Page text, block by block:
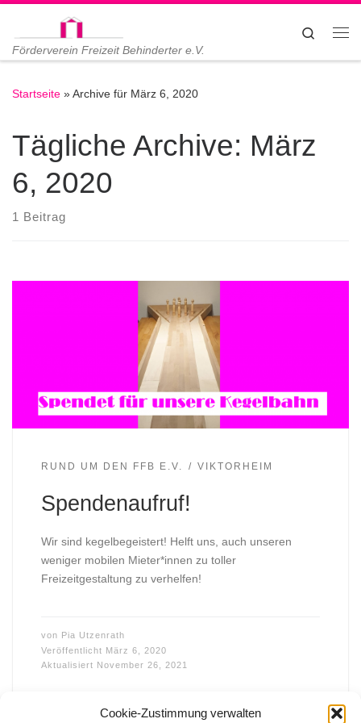
Cookie-Zustimmung verwalten
Zum Inhalt springen
Förderverein Freizeit Behinderter e.V.
Search
Startseite »Archive für März 6, 2020
Tägliche Archive: März
6, 2020
1 Beitrag
RUND UM DEN FFB E.V. VIKTORHEIM
Spendenaufruf!
Wir sind kegelbegeistert! Helft uns, auch unseren
weniger mobilen Mieter*innen zu toller
Freizeitgestaltung zu verhelfen!
von Pia Utzenrath
Veröffentlicht März 6, 2020
Aktualisiert November 26, 2021